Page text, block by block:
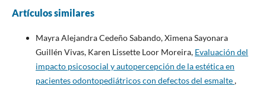
Artículos similares
Mayra Alejandra Cedeño Sabando, Ximena Sayonara
Guillén Vivas, Karen Lissette Loor Moreira, Evaluación del
impacto psicosocial y autopercepción de la estética en
pacientes odontopediátricos con defectos del esmalte,